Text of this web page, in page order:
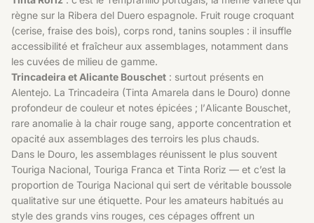
règne sur la Ribera del Duero espagnole. Fruit rouge croquant
(cerise, fraise des bois), corps rond, tanins souples : il insuffle
accessibilité et fraîcheur aux assemblages, notamment dans
les cuvées de milieu de gamme.
Trincadeira et Alicante Bouschet : surtout présents en
Alentejo. La Trincadeira (Tinta Amarela dans le Douro) donne
profondeur de couleur et notes épicées ; l’Alicante Bouschet,
rare anomalie à la chair rouge sang, apporte concentration et
opacité aux assemblages des terroirs les plus chauds.
Dans le Douro, les assemblages réunissent le plus souvent
Touriga Nacional, Touriga Franca et Tinta Roriz — et c’est la
proportion de Touriga Nacional qui sert de véritable boussole
qualitative sur une étiquette. Pour les amateurs habitués au
style des grands vins rouges , ces cépages offrent un